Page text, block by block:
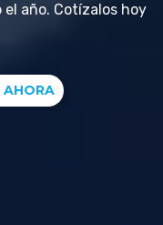
año. Cotízalos hoy
AHORA